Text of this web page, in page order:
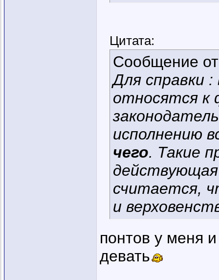
Цитата:
Сообщение
Для справки
относятся к
исполнению
чего. Такие
считается,
и
понтов у меня
девать